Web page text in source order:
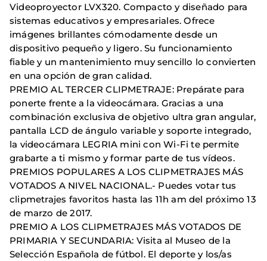
Videoproyector LVX320. Compacto y diseñado para
sistemas educativos y empresariales. Ofrece
imágenes brillantes cómodamente desde un
dispositivo pequeño y ligero. Su funcionamiento
fiable y un mantenimiento muy sencillo lo convierten
en una opción de gran calidad.
PREMIO AL TERCER CLIPMETRAJE: Prepárate para
ponerte frente a la videocámara. Gracias a una
combinación exclusiva de objetivo ultra gran angular,
pantalla LCD de ángulo variable y soporte integrado,
la videocámara LEGRIA mini con Wi-Fi te permite
grabarte a ti mismo y formar parte de tus vídeos.
PREMIOS POPULARES A LOS CLIPMETRAJES MÁS
VOTADOS A NIVEL NACIONAL.- Puedes votar tus
clipmetrajes favoritos hasta las 11h am del próximo 13
de marzo de 2017.
PREMIO A LOS CLIPMETRAJES MÁS VOTADOS DE
PRIMARIA Y SECUNDARIA: Visita al Museo de la
Selección Española de fútbol. El deporte y los/as